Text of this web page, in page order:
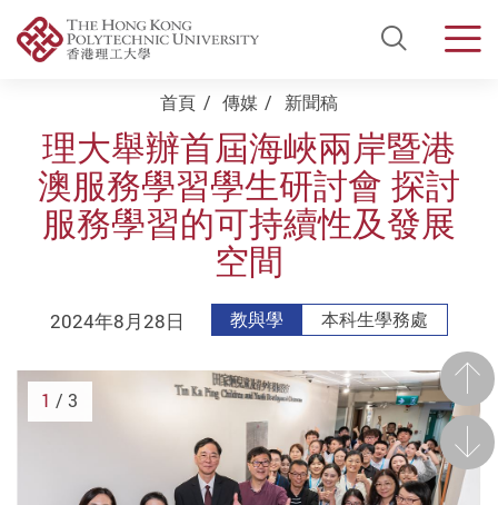
Open
Start main content首頁 傳媒 新聞稿
理大舉辦首屆海峽兩岸暨港
澳服務學習學生研討會 探討
服務學習的可持續性及發展
空間
2024年8月28日 教與學 本科生學務處
前
後一
1 / 3